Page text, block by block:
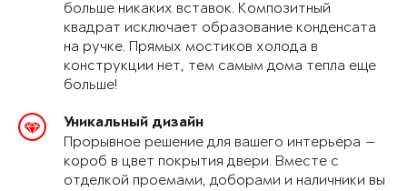
больше никаких вставок. Композитный
квадрат исключает образование конденсата
на ручке. Прямых мостиков холода в
конструкции нет, тем самым дома тепла еще
больше!
Уникальный дизайн
Прорывное решение для вашего интерьера —
короб в цвет покрытия двери. Вместе с
отделкой проемами, доборами и наличники вы